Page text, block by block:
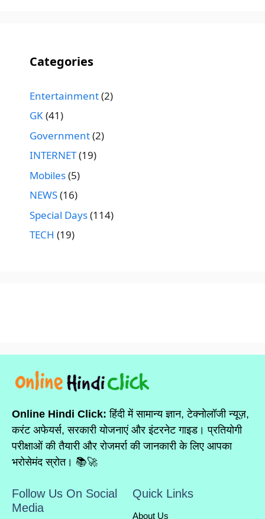
Categories
Entertainment(2)
GK(41)
Government(2)
INTERNET(19)
Mobiles(5)
NEWS(16)
Special Days(114)
TECH (19)
Online Hindi Click: हिंदी में सामान्य ज्ञान, टेक्नोलॉजी न्यूज़,
करंट अफेयर्स, सरकारी योजनाएं और इंटरनेट गाइड। प्रतियोगी
परीक्षाओं की तैयारी और रोजमर्रा की जानकारी के लिए आपका
भरोसेमंद स्रोत। 📚🚀
Follow Us On Social
Media
Quick Links
About Us